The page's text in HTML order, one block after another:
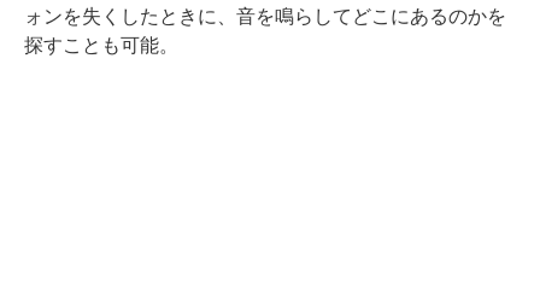
ォンを失くしたときに、音を鳴らしてどこにあるのかを
探すことも可能。